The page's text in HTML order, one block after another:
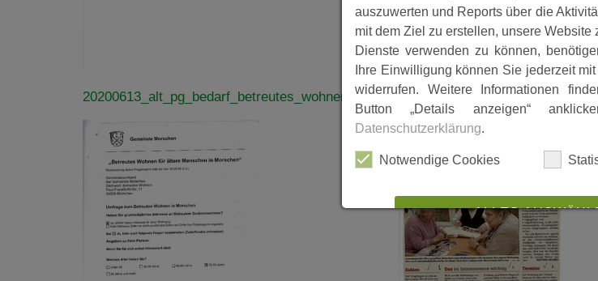
20200613_alt_pg_bedarf_betreutes_wohnen.pdf 2200613_alt_pg_betr_wohnen.pdf
auszuwerten und Reports über die
mit dem Ziel zu erstellen, unsere Website
Dienste verwenden zu können,
Ihre Einwilligung können Sie jederzeit
widerrufen. Weitere Informationen
Button „Details anzeigen“
Datenschutzerklärung.
Notwendige Cookies
ALLES
ABLEHNEN